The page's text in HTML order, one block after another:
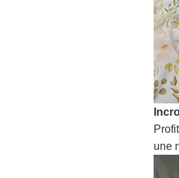
une